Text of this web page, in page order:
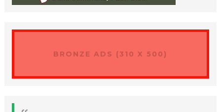
BRONZE ADS (310 X 500)